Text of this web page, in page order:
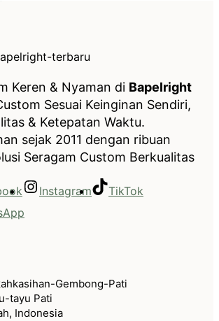
Keren & Nyaman di Bapelright
Sesuai Keinginan Sendiri,
& Ketepatan Waktu.
sejak 2011 dengan ribuan
Seragam Custom Berkualitas
Instagram
TikTok
Gembong-Pati
tayu Pati
Indonesia